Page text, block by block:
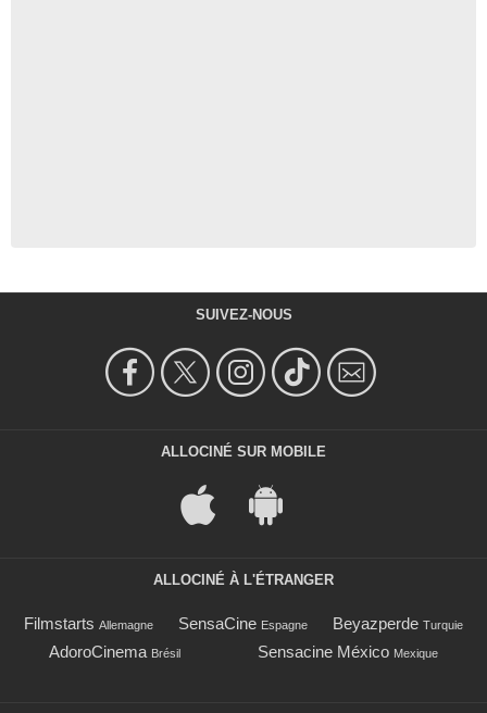
SUIVEZ-NOUS
ALLOCINÉ SUR MOBILE
ALLOCINÉ À L'ÉTRANGER
Filmstarts Allemagne SensaCine Espagne Beyazperde Turquie
AdoroCinema Brésil Sensacine México Mexique